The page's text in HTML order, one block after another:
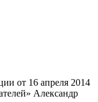
от 16 апреля 2014
Александр